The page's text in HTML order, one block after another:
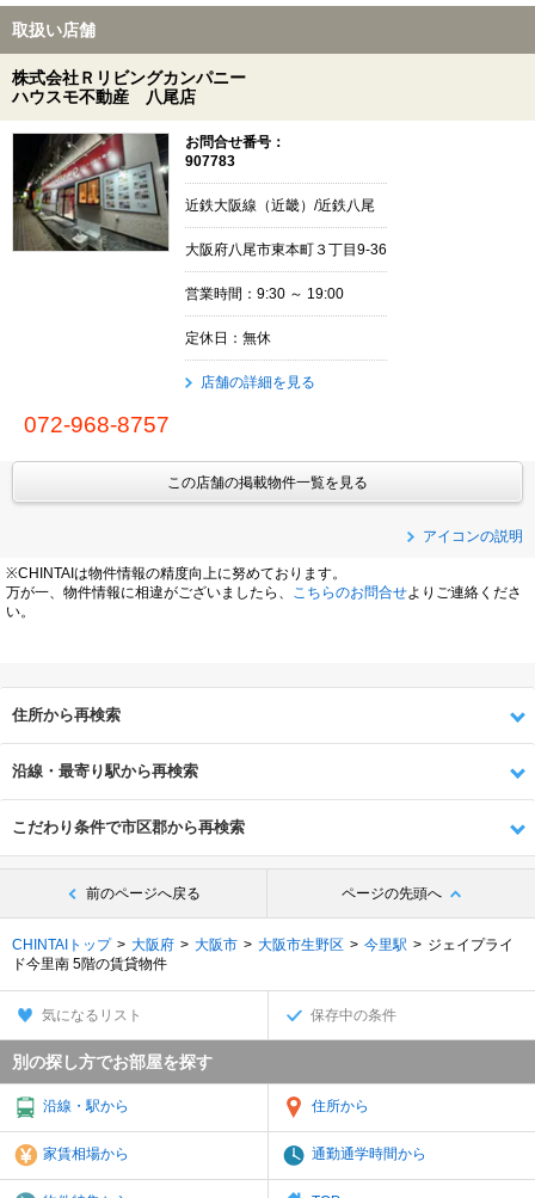
取扱い店舗
株式会社Ｒリビングカンパニー
ハウスモ不動産 八尾店
お問合せ番号：
907783
近鉄大阪線（近畿）/近鉄八尾
大阪府八尾市東本町３丁目9-36
営業時間：9:30 ～ 19:00
定休日：無休
店舗の詳細を見る
072-968-8757
この店舗の掲載物件一覧を見る
アイコンの説明
※CHINTAIは物件情報の精度向上に努めております。
万が一、物件情報に相違がございましたら、
こちらのお問合せよりご連絡くださ
い。
住所から再検索
沿線・最寄り駅から再検索
こだわり条件で市区郡から再検索
前のページへ戻る ページの先頭へ
CHINTAIトップ 大阪府 大阪市 大阪市生野区 今里駅
ジェイプライ
ド今里南 5階の賃貸物件
気になるリスト 保存中の条件
別の探し方でお部屋を探す
沿線・駅から 住所から
家賃相場から 通勤通学時間から